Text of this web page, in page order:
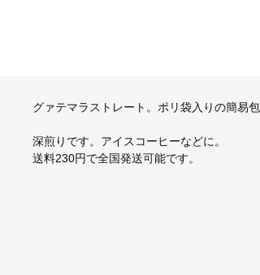
グァテマラストレート。ポリ袋入りの簡易
深煎りです。アイスコーヒーなどに。
送料230円で全国発送可能です。